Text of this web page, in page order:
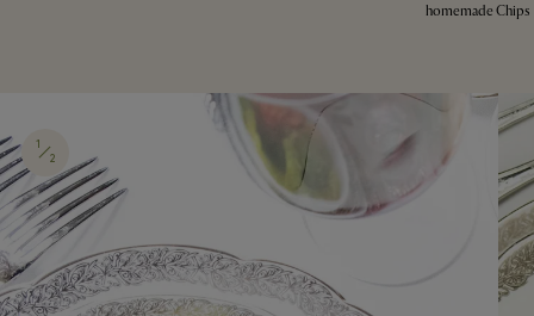
homemade Chips
1
2